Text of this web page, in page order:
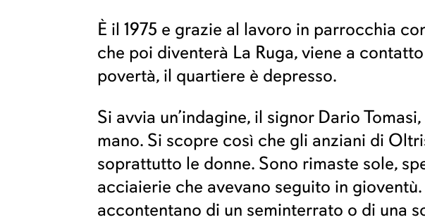
È il 1975 e grazie al lavoro in parrocchia
che poi diventerà La Ruga, viene a
povertà, il quartiere è depresso.
Si avvia un’indagine, il signor Dario
mano. Si scopre così che gli anziani di
soprattutto le donne. Sono rimaste sole,
acciaierie che avevano seguito in
accontentano di un seminterrato o di una